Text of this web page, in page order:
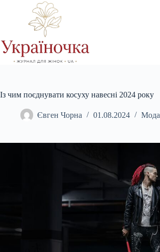
Із чим поєднувати косуху навесні 2024 року
Євген Чорна 01.08.2024 Мода